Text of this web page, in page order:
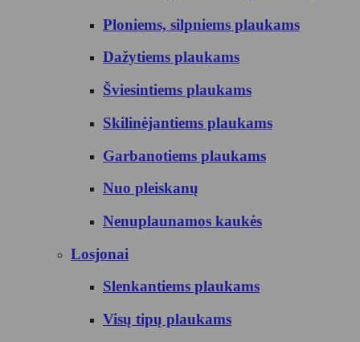
Ploniems, silpniems plaukams
Dažytiems plaukams
Šviesintiems plaukams
Skilinėjantiems plaukams
Garbanotiems plaukams
Nuo pleiskanų
Nenuplaunamos kaukės
Losjonai
Slenkantiems plaukams
Visų tipų plaukams